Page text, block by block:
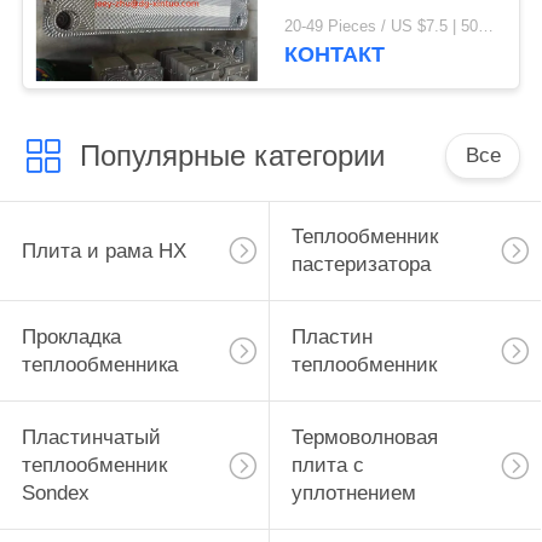
нержавеющей стали 20-49 Pieces / US $7.5 | 50-199 Pieces / US $6.9 | 200+ Pieces / US $6.6 MOQ:1
КОНТАКТ
Популярные категории Все
Плита и рама HX
Теплообменник
пастеризатора
Прокладка
теплообменника
Пластин
теплообменник
Пластинчатый
теплообменник
Sondex
Термоволновая
плита с
уплотнением